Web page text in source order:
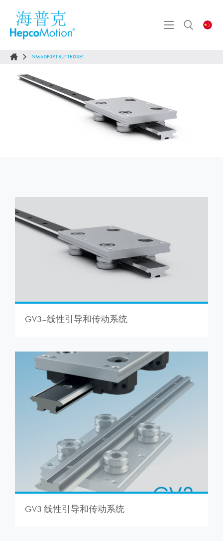
NM60P3RTBUTTEDSET
GV3–线性引导和传动系统
GV3 线性引导和传动系统